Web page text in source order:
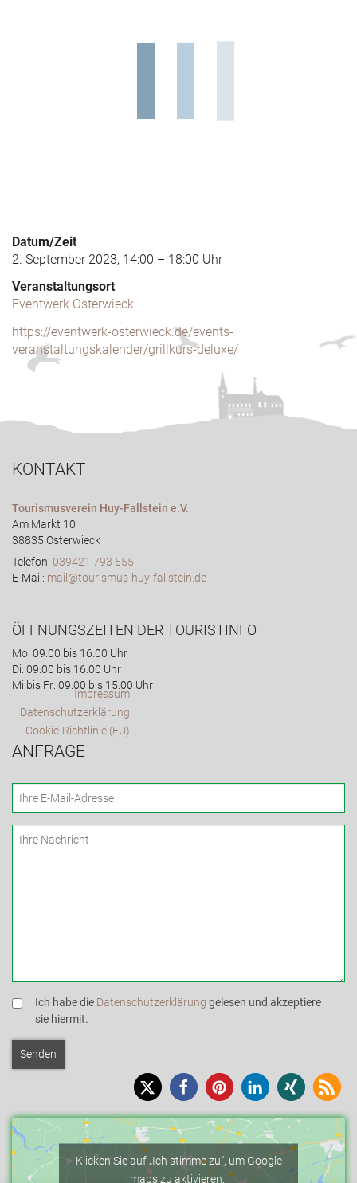
Datum/Zeit
2. September 2023, 14:00 – 18:00 Uhr
Veranstaltungsort
Eventwerk Osterwieck
https://eventwerk-osterwieck.de/events-
veranstaltungskalender/grillkurs-deluxe/
KONTAKT
Tourismusverein Huy-Fallstein e.V.
Am Markt 10
38835 Osterwieck
Telefon: 039421 793 555
E-Mail: mail@tourismus-huy-fallstein.de
ÖFFNUNGSZEITEN DER TOURISTINFO
Mo: 09.00 bis 16.00 Uhr
Di: 09.00 bis 16.00 Uhr
Mi bis Fr: 09.00 bis 15.00 Uhr
Impressum
Datenschutzerklärung
Cookie-Richtlinie (EU)
ANFRAGE
Ich habe die Datenschutzerklärung gelesen und akzeptiere
sie hiermit.
Klicken Sie auf „Ich stimme zu“, um Google
maps zu aktivieren.